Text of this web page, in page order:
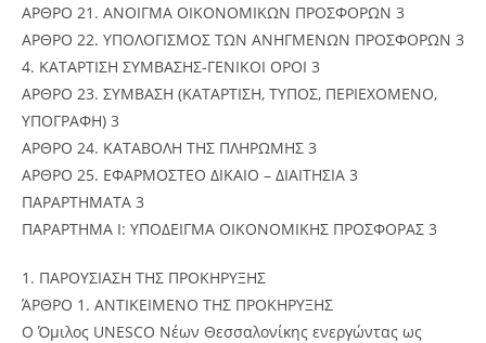
ΑΡΘΡΟ 21. ΑΝΟΙΓΜΑ ΟΙΚΟΝΟΜΙΚΩΝ ΠΡΟΣΦΟΡΩΝ 3
ΑΡΘΡΟ 22. ΥΠΟΛΟΓΙΣΜΟΣ ΤΩΝ ΑΝΗΓΜΕΝΩΝ ΠΡΟΣΦΟΡΩΝ 3
4. ΚΑΤΑΡΤΙΣΗ ΣΥΜΒΑΣΗΣ-ΓΕΝΙΚΟΙ ΟΡΟΙ 3
ΑΡΘΡΟ 23. ΣΥΜΒΑΣΗ (ΚΑΤΑΡΤΙΣΗ, ΤΥΠΟΣ, ΠΕΡΙΕΧΟΜΕΝΟ,
ΥΠΟΓΡΑΦΗ) 3
ΑΡΘΡΟ 24. ΚΑΤΑΒΟΛΗ ΤΗΣ ΠΛΗΡΩΜΗΣ 3
ΑΡΘΡΟ 25. ΕΦΑΡΜΟΣΤΕΟ ΔΙΚΑΙΟ – ΔΙΑΙΤΗΣΙΑ 3
ΠΑΡΑΡΤΗΜΑΤΑ 3
ΠΑΡΑΡΤΗΜΑ Ι: ΥΠΟΔΕΙΓΜΑ ΟΙΚΟΝΟΜΙΚΗΣ ΠΡΟΣΦΟΡΑΣ 3
1. ΠΑΡΟΥΣΙΑΣΗ ΤΗΣ ΠΡΟΚΗΡΥΞΗΣ
ΆΡΘΡΟ 1. ΑΝΤΙΚΕIΜΕΝΟ ΤΗΣ ΠΡΟΚHΡΥΞΗΣ
Ο Όμιλος UNESCO Νέων Θεσσαλονίκης ενεργώντας ως